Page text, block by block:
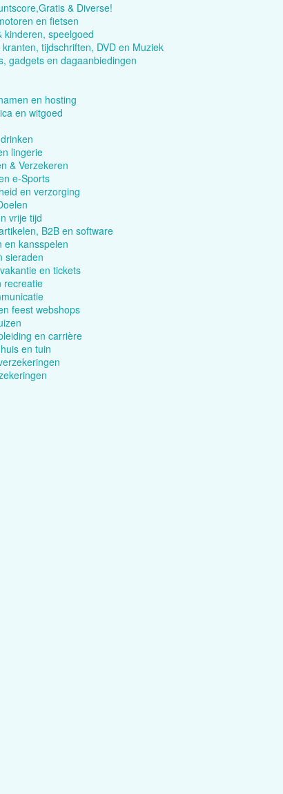
& Diverse!
en fietsen
kinderen, speelgoed
kranten, tijdschriften, DVD en Muziek
gadgets en dagaanbiedingen
en hosting
en witgoed
lingerie
& Verzekeren
e-Sports
en verzorging
vrije tijd
B2B en software
en kansspelen
sieraden
en tickets
recreatie
feest webshops
en carrière
en tuin